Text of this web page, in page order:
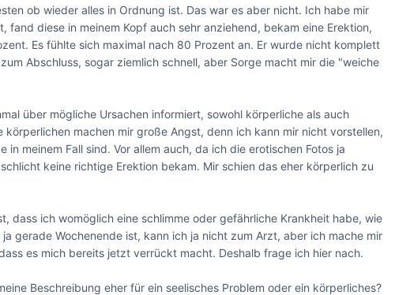
ob wieder alles in Ordnung ist. Das war es aber nicht. Ich habe mir
fand diese in meinem Kopf auch sehr anziehend, bekam eine Erektion,
Es fühlte sich maximal nach 80 Prozent an. Er wurde nicht komplett
Abschluss, sogar ziemlich schnell, aber Sorge macht mir die "weiche
über mögliche Ursachen informiert, sowohl körperliche als auch
körperlichen machen mir große Angst, denn ich kann mir nicht vorstellen,
in meinem Fall sind. Vor allem auch, da ich die erotischen Fotos ja
keine richtige Erektion bekam. Mir schien das eher körperlich zu
dass ich womöglich eine schlimme oder gefährliche Krankheit habe, wie
gerade Wochenende ist, kann ich ja nicht zum Arzt, aber ich mache mir
es mich bereits jetzt verrückt macht. Deshalb frage ich hier nach.
Beschreibung eher für ein seelisches Problem oder ein körperliches?